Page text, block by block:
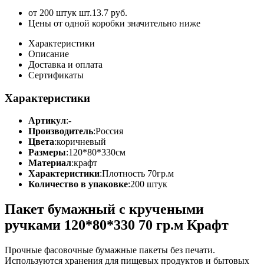
от 200 штук шт.13.7 руб.
Цены от одной коробки значительно ниже
Характеристики
Описание
Доставка и оплата
Сертификаты
Характеристики
Артикул:-
Производитель:Россия
Цвета:коричневый
Размеры:120*80*330см
Материал:крафт
Характеристики:Плотность 70гр.м
Количество в упаковке:200 штук
Пакет бумажный с кручеными
ручками 120*80*330 70 гр.м Крафт
Прочные фасовочные бумажные пакеты без печати.
Используются хранения для пищевых продуктов и бытовых